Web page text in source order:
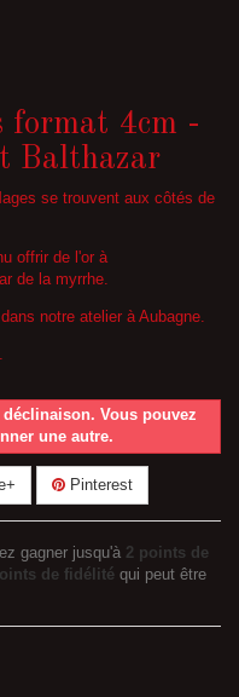
format 4cm -
Balthazar
se trouvent aux côtés de
offrir de l'or à
de la myrrhe.
notre atelier à Aubagne.
Vous pouvez
une autre.
Pinterest
gagner jusqu'à 2 points de
de fidélité qui peut être